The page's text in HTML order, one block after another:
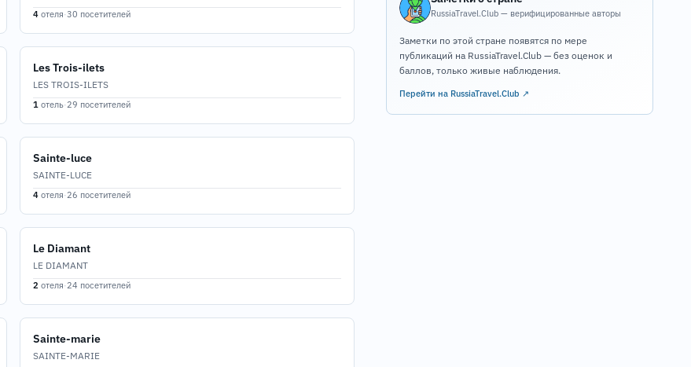
4 отеля·30 посетителей
Les Trois-ilets
LES TROIS-ILETS
1 отель·29 посетителей
Sainte-luce
SAINTE-LUCE
4 отеля·26 посетителей
Le Diamant
LE DIAMANT
2 отеля·24 посетителей
Sainte-marie
SAINTE-MARIE
RussiaTravel.Club — верифицированные авторы
Заметки по этой стране появятся по мере
публикаций на RussiaTravel.Club — без оценок и
баллов, только живые наблюдения.
Перейти на RussiaTravel.Club ↗